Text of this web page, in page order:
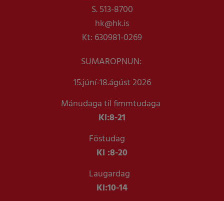
S. 513-8700
hk@hk.is
Kt: 630981-0269
SUMAROPNUN:
15.júní-18.ágúst 2026
Mánudaga til fimmtudaga
Kl:8-21
Föstudag
Kl :8-20
Laugardag
Kl:10-14